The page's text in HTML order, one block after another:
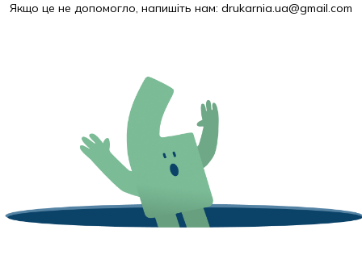
Якщо це не допомогло, напишіть нам: drukarnia.ua@gmail.com